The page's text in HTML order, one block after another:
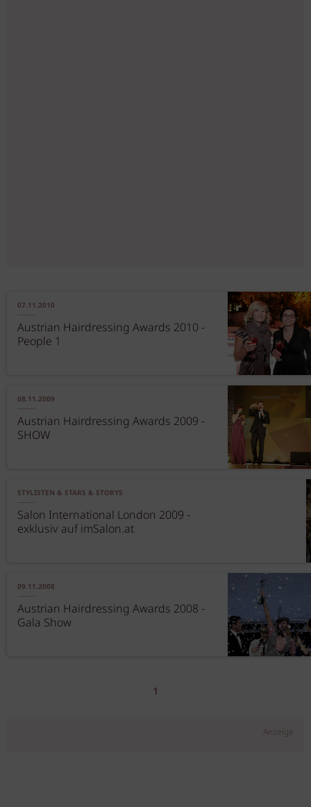
07.11.2010
Austrian Hairdressing Awards 2010 -
People 1
08.11.2009
Austrian Hairdressing Awards 2009 -
SHOW
STYLISTEN & STARS & STORYS
Salon International London 2009 -
exklusiv auf imSalon.at
09.11.2008
Austrian Hairdressing Awards 2008 -
Gala Show
1
Anzeige